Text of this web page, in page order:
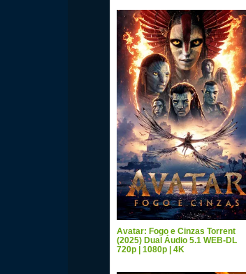
Avatar: Fogo e Cinzas Torrent
(2025) Dual Áudio 5.1 WEB-DL
720p | 1080p | 4K